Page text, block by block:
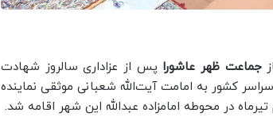
جماعت ظهر عاشورا پس از عزاداری سالروز شهادت
کشور به امامت آیت‌الله شعبانی موثقی نماینده
در محوطه امامزاده عبدالله این شهر اقامه شد.